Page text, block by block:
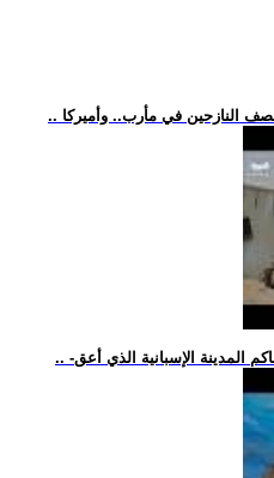
النازحين في مأرب.. وأميركا
المدينة الإسبانية الذي أعق